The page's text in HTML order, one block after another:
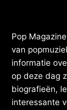
Pop
van
informatie
op deze dag
biografieën,
interessante